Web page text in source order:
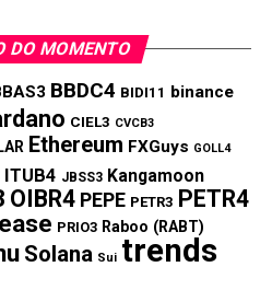
e Braskem despenca;
pontos
após leilão de energia e
DO MOMENTO
BBDC4 BIDI11 binance
CIEL3 CVCB3
Ethereum FXGuys GOLL4
ITUB4 JBSS3 Kangamoon
OIBR4 PEPE PETR3 PETR4
PRIO3 Raboo (RABT)
Solana Sui trends